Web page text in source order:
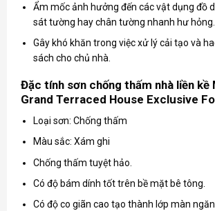
Ẩm mốc ảnh hưởng đến các vật dụng đồ
sát tường hay chân tường nhanh hư hỏng.
Gây khó khăn trong việc xử lý cải tạo và
sách cho chủ nhà.
Đặc tính sơn chống thấm nhà liền kề
Grand Terraced House Exclusive
Loại sơn: Chống thấm
Màu sắc: Xám ghi
Chống thấm tuyệt hảo.
Có độ bám dính tốt trên bề mặt bê tông.
Có độ co giãn cao tạo thành lớp màn